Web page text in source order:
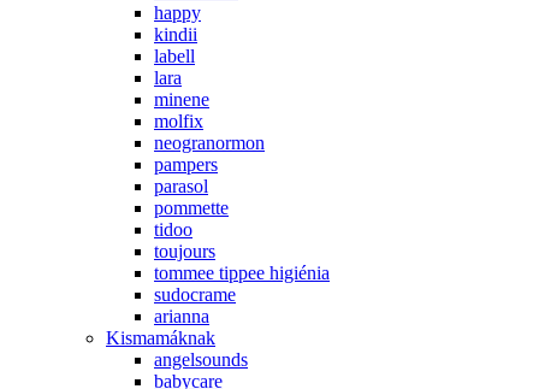
happy
kindii
labell
lara
minene
molfix
neogranormon
pampers
parasol
pommette
tidoo
toujours
tommee tippee higiénia
sudocrame
arianna
Kismamáknak
angelsounds
babycare